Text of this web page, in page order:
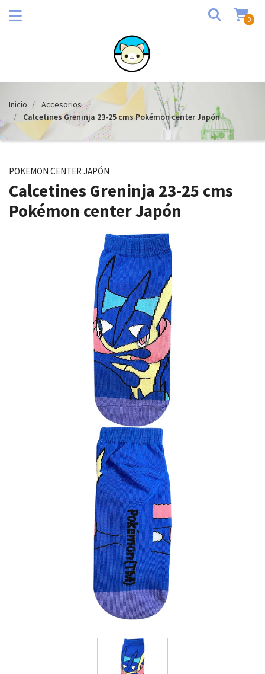
0
Inicio
Accesorios
Calcetines Greninja 23-25 cms Pokémon center Japón
POKEMON CENTER JAPÓN
Calcetines Greninja 23-25 cms
Pokémon center Japón